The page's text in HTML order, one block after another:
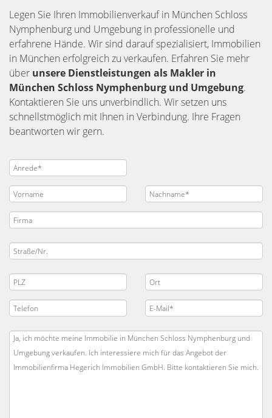
Legen Sie Ihren Immobilienverkauf in München Schloss
Nymphenburg und Umgebung in professionelle und
erfahrene Hände. Wir sind darauf spezialisiert, Immobilien
in München erfolgreich zu verkaufen. Erfahren Sie mehr
über unsere Dienstleistungen als Makler in
München Schloss Nymphenburg und Umgebung.
Kontaktieren Sie uns unverbindlich. Wir setzen uns
schnellstmöglich mit Ihnen in Verbindung. Ihre Fragen
beantworten wir gern.